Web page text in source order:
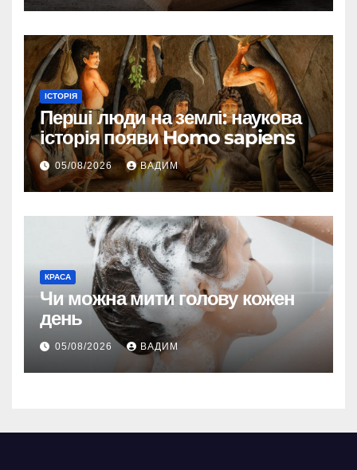
ІСТОРІЯ
Перші люди на землі: наукова
історія появи Homo sapiens
05/08/2026 ВАДИМ
КРАСА
Чи можна мити голову кожен
день
05/08/2026 ВАДИМ